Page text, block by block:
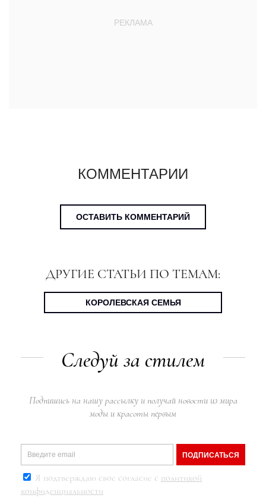
КОММЕНТАРИИ
ОСТАВИТЬ КОММЕНТАРИЙ
ДРУГИЕ СТАТЬИ ПО ТЕМАМ:
КОРОЛЕВСКАЯ СЕМЬЯ
Следуй за стилем
Подпишись на нашу рассылку и получай новости из мира
моды и красоты первым
ПОДПИСАТЬСЯ
Я подтверждаю свое согласие с политикой
конфиденциальности